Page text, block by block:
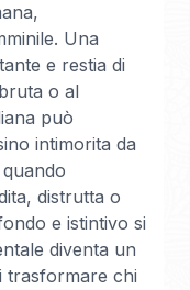
Una
e restia di
o al
può
intimorita da
distrutta o
e istintivo si
diventa un
trasformare chi